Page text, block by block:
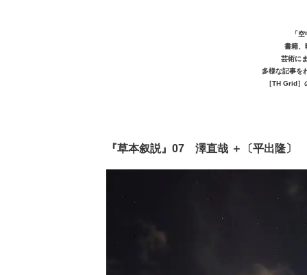
「
書籍、
芸術に
多様な記事を
［TH Grid
『草本叙説』07 澤直哉 ＋〔平出隆〕